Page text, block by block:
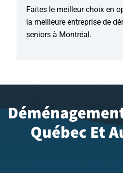
Faites le meilleur choix en
la meilleure entreprise de
seniors à Montréal.
Québec Et